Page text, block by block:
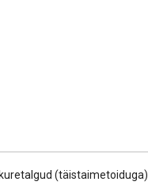
(täistaimetoiduga)